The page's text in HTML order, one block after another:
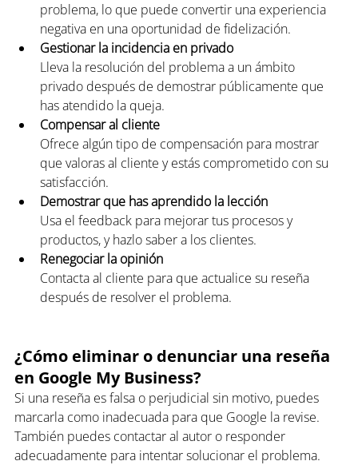
problema, lo que puede convertir una experiencia
negativa en una oportunidad de fidelización.
Gestionar la incidencia en privado
Lleva la resolución del problema a un ámbito
privado después de demostrar públicamente que
has atendido la queja.
Compensar al cliente
Ofrece algún tipo de compensación para mostrar
que valoras al cliente y estás comprometido con su
satisfacción.
Demostrar que has aprendido la lección
Usa el feedback para mejorar tus procesos y
productos, y hazlo saber a los clientes.
Renegociar la opinión
Contacta al cliente para que actualice su reseña
después de resolver el problema.
¿Cómo eliminar o denunciar una reseña
en Google My Business?
Si una reseña es falsa o perjudicial sin motivo, puedes
marcarla como inadecuada para que Google la revise.
También puedes contactar al autor o responder
adecuadamente para intentar solucionar el problema.